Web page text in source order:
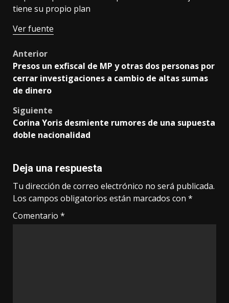
tiene su propio plan
Ver fuente
Post
navigation
Anterior
Presos un exfiscal de MP y otras dos personas por
cerrar investigaciones a cambio de altas sumas
de dinero
Siguiente
Corina Yoris desmiente rumores de una supuesta
doble nacionalidad
Deja una respuesta
Tu dirección de correo electrónico no será publicada.
Los campos obligatorios están marcados con *
Comentario *